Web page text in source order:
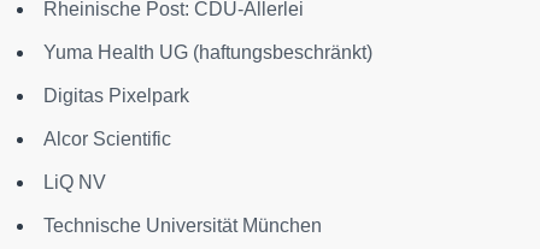
Rheinische Post: CDU-Allerlei
Yuma Health UG (haftungsbeschränkt)
Digitas Pixelpark
Alcor Scientific
LiQ NV
Technische Universität München